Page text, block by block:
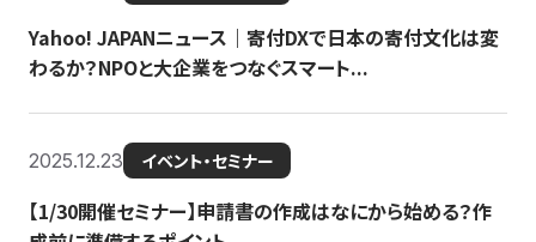
Yahoo! JAPANニュース｜寄付DXで日本の寄付文化は変
わるか？NPOと大企業をつなぐスマート...
2025.12.23 イベント・セミナー
【1/30開催セミナー】申請書の作成はなにから始める？作